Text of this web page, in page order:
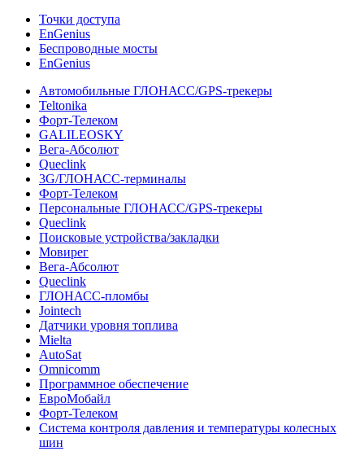
Точки доступа
EnGenius
Беспроводные мосты
EnGenius
Автомобильные ГЛОНАСС/GPS-трекеры
Teltonika
Форт-Телеком
GALILEOSKY
Вега-Абсолют
Queclink
3G/ГЛОНАСС-терминалы
Форт-Телеком
Персональные ГЛОНАСС/GPS-трекеры
Queclink
Поисковые устройства/закладки
Мовирег
Вега-Абсолют
Queclink
ГЛОНАСС-пломбы
Jointech
Датчики уровня топлива
Mielta
AutoSat
Omnicomm
Программное обеспечение
ЕвроМобайл
Форт-Телеком
Система контроля давления и температуры колесных
шин